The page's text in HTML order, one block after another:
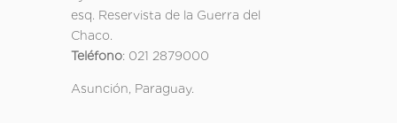
esq. Reservista de la Guerra del
Chaco.
Teléfono: 021 2879000
Asunción, Paraguay.